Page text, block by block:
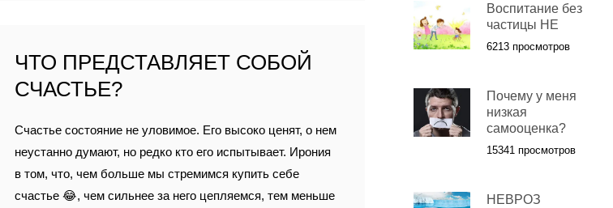
ЧТО ПРЕДСТАВЛЯЕТ СОБОЙ
СЧАСТЬЕ?
Счастье состояние не уловимое. Его высоко ценят, о нем
неустанно думают, но редко кто его испытывает. Ирония
в том, что, чем больше мы стремимся купить себе
счастье 😂, чем сильнее за него цепляемся, тем меньше
Воспитание без
частицы НЕ
6213 просмотров
Почему у меня
низкая
самооценка?
15341 просмотров
НЕВРОЗ